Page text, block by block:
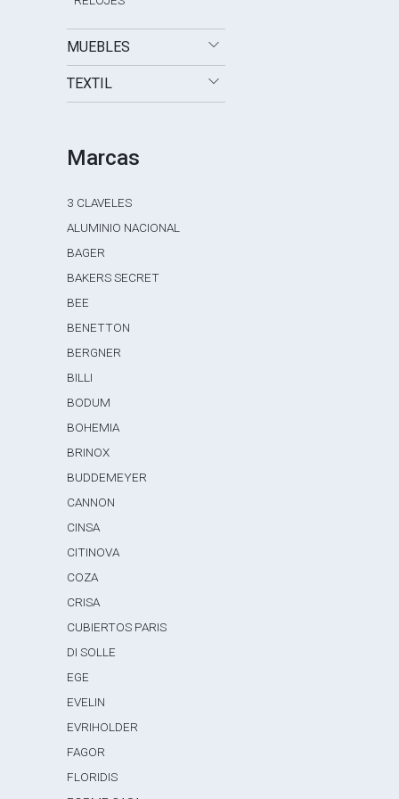
MUEBLES
TEXTIL
Marcas
3 CLAVELES
ALUMINIO NACIONAL
BAGER
BAKERS SECRET
BEE
BENETTON
BERGNER
BILLI
BODUM
BOHEMIA
BRINOX
BUDDEMEYER
CANNON
CINSA
CITINOVA
COZA
CRISA
CUBIERTOS PARIS
DI SOLLE
EGE
EVELIN
EVRIHOLDER
FAGOR
FLORIDIS